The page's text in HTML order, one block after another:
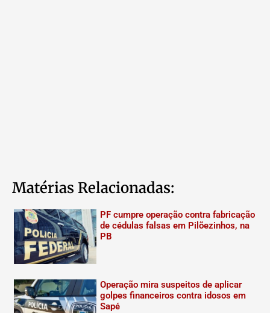
Matérias Relacionadas:
PF cumpre operação contra fabricação
de cédulas falsas em Pilõezinhos, na
PB
Operação mira suspeitos de aplicar
golpes financeiros contra idosos em
Sapé